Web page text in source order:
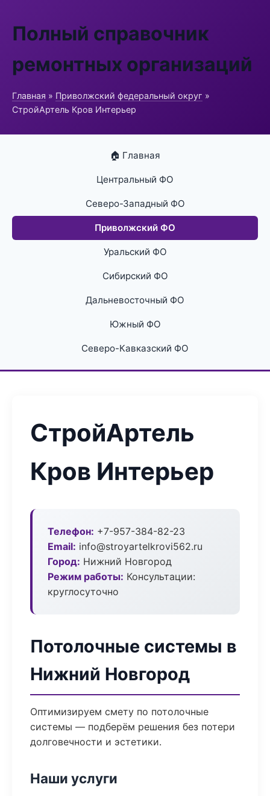
Полный справочник
ремонтных организаций
Главная » Приволжский федеральный округ »
СтройАртель Кров Интерьер
🏠 Главная
Центральный ФО
Северо-Западный ФО
Приволжский ФО
Уральский ФО
Сибирский ФО
Дальневосточный ФО
Южный ФО
Северо-Кавказский ФО
СтройАртель
Кров Интерьер
Телефон: +7-957-384-82-23
Email: info@stroyartelkrovi562.ru
Город: Нижний Новгород
Режим работы: Консультации:
круглосуточно
Потолочные системы в
Нижний Новгород
Оптимизируем смету по потолочные
системы — подберём решения без потери
долговечности и эстетики.
Наши услуги